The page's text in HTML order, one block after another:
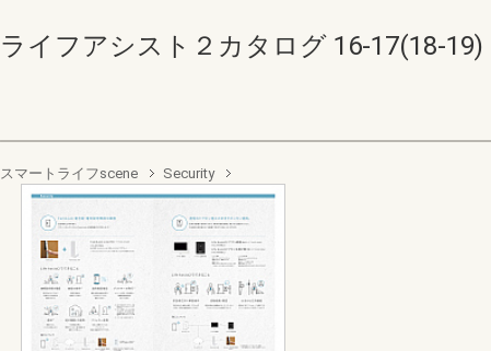
ライフアシスト２カタログ 16-17(18-19)
スマートライフscene Security